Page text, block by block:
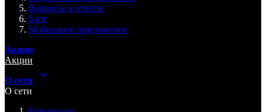
Вопросы и ответы
Блог
Мобильное приложение
Акции
Акции
О сети
О сети